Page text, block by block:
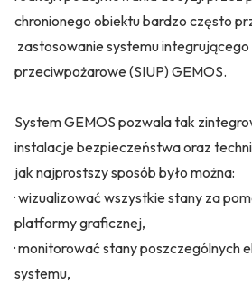
chronionego obiektu bardzo często
zastosowanie systemu
przeciwpożarowe (SIUP) GEMOS.
System GEMOS pozwala tak
instalacje bezpieczeństwa oraz
jak najprostszy sposób było można:
· wizualizować wszystkie stany za
platformy graficznej,
· monitorować stany poszczególnych
systemu,